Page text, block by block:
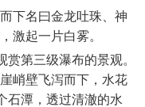
下名曰金龙吐珠、神
激起一片白雾。
第三级瀑布的景观。
峭壁飞泻而下，水花
石潭，透过清澈的水